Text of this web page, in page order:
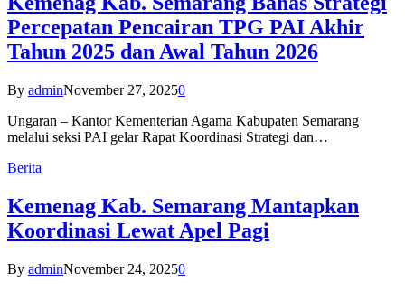
Percepatan Pencairan TPG PAI Akhir
Tahun 2025 dan Awal Tahun 2026
By adminNovember 27, 20250
Ungaran – Kantor Kementerian Agama Kabupaten Semarang
melalui seksi PAI gelar Rapat Koordinasi Strategi dan…
Berita
Kemenag Kab. Semarang Mantapkan
Koordinasi Lewat Apel Pagi
By adminNovember 24, 20250